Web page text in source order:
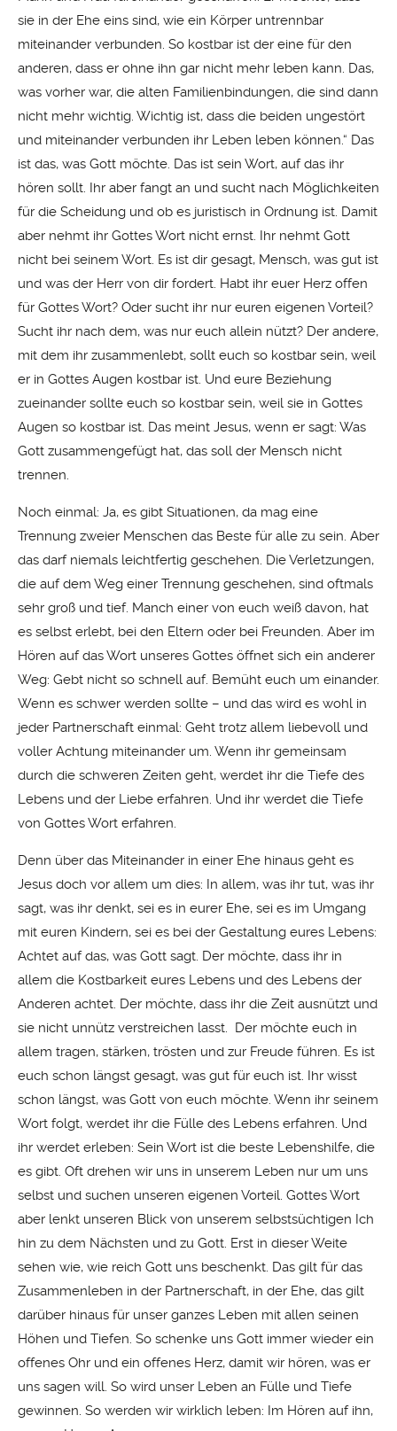
sie in der Ehe eins sind, wie ein Körper untrennbar
miteinander verbunden. So kostbar ist der eine für den
anderen, dass er ohne ihn gar nicht mehr leben kann. Das,
was vorher war, die alten Familienbindungen, die sind dann
nicht mehr wichtig. Wichtig ist, dass die beiden ungestört
und miteinander verbunden ihr Leben leben können.“ Das
ist das, was Gott möchte. Das ist sein Wort, auf das ihr
hören sollt. Ihr aber fangt an und sucht nach Möglichkeiten
für die Scheidung und ob es juristisch in Ordnung ist. Damit
aber nehmt ihr Gottes Wort nicht ernst. Ihr nehmt Gott
nicht bei seinem Wort. Es ist dir gesagt, Mensch, was gut ist
und was der Herr von dir fordert. Habt ihr euer Herz offen
für Gottes Wort? Oder sucht ihr nur euren eigenen Vorteil?
Sucht ihr nach dem, was nur euch allein nützt? Der andere,
mit dem ihr zusammenlebt, sollt euch so kostbar sein, weil
er in Gottes Augen kostbar ist. Und eure Beziehung
zueinander sollte euch so kostbar sein, weil sie in Gottes
Augen so kostbar ist. Das meint Jesus, wenn er sagt: Was
Gott zusammengefügt hat, das soll der Mensch nicht
trennen.
Noch einmal: Ja, es gibt Situationen, da mag eine
Trennung zweier Menschen das Beste für alle zu sein. Aber
das darf niemals leichtfertig geschehen. Die Verletzungen,
die auf dem Weg einer Trennung geschehen, sind oftmals
sehr groß und tief. Manch einer von euch weiß davon, hat
es selbst erlebt, bei den Eltern oder bei Freunden. Aber im
Hören auf das Wort unseres Gottes öffnet sich ein anderer
Weg: Gebt nicht so schnell auf. Bemüht euch um einander.
Wenn es schwer werden sollte – und das wird es wohl in
jeder Partnerschaft einmal: Geht trotz allem liebevoll und
voller Achtung miteinander um. Wenn ihr gemeinsam
durch die schweren Zeiten geht, werdet ihr die Tiefe des
Lebens und der Liebe erfahren. Und ihr werdet die Tiefe
von Gottes Wort erfahren.
Denn über das Miteinander in einer Ehe hinaus geht es
Jesus doch vor allem um dies: In allem, was ihr tut, was ihr
sagt, was ihr denkt, sei es in eurer Ehe, sei es im Umgang
mit euren Kindern, sei es bei der Gestaltung eures Lebens:
Achtet auf das, was Gott sagt. Der möchte, dass ihr in
allem die Kostbarkeit eures Lebens und des Lebens der
Anderen achtet. Der möchte, dass ihr die Zeit ausnützt und
sie nicht unnütz verstreichen lasst. Der möchte euch in
allem tragen, stärken, trösten und zur Freude führen. Es ist
euch schon längst gesagt, was gut für euch ist. Ihr wisst
schon längst, was Gott von euch möchte. Wenn ihr seinem
Wort folgt, werdet ihr die Fülle des Lebens erfahren. Und
ihr werdet erleben: Sein Wort ist die beste Lebenshilfe, die
es gibt. Oft drehen wir uns in unserem Leben nur um uns
selbst und suchen unseren eigenen Vorteil. Gottes Wort
aber lenkt unseren Blick von unserem selbstsüchtigen Ich
hin zu dem Nächsten und zu Gott. Erst in dieser Weite
sehen wie, wie reich Gott uns beschenkt. Das gilt für das
Zusammenleben in der Partnerschaft, in der Ehe, das gilt
darüber hinaus für unser ganzes Leben mit allen seinen
Höhen und Tiefen. So schenke uns Gott immer wieder ein
offenes Ohr und ein offenes Herz, damit wir hören, was er
uns sagen will. So wird unser Leben an Fülle und Tiefe
gewinnen. So werden wir wirklich leben: Im Hören auf ihn,